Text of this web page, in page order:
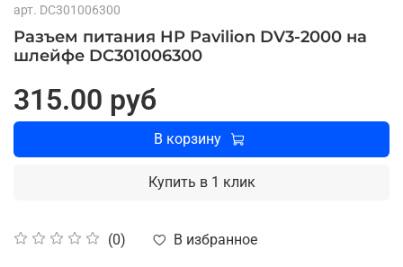
арт. DC301006300
Разъем питания HP Pavilion DV3-2000 на
шлейфе DC301006300
(0) В избранное
315.00 руб
В корзину
Купить в 1 клик